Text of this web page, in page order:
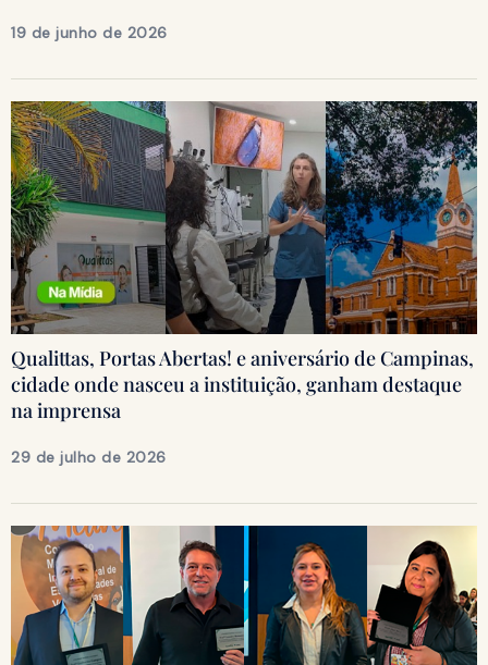
19 de junho de 2026
Qualittas, Portas Abertas! e aniversário de Campinas,
cidade onde nasceu a instituição, ganham destaque
na imprensa
29 de julho de 2026